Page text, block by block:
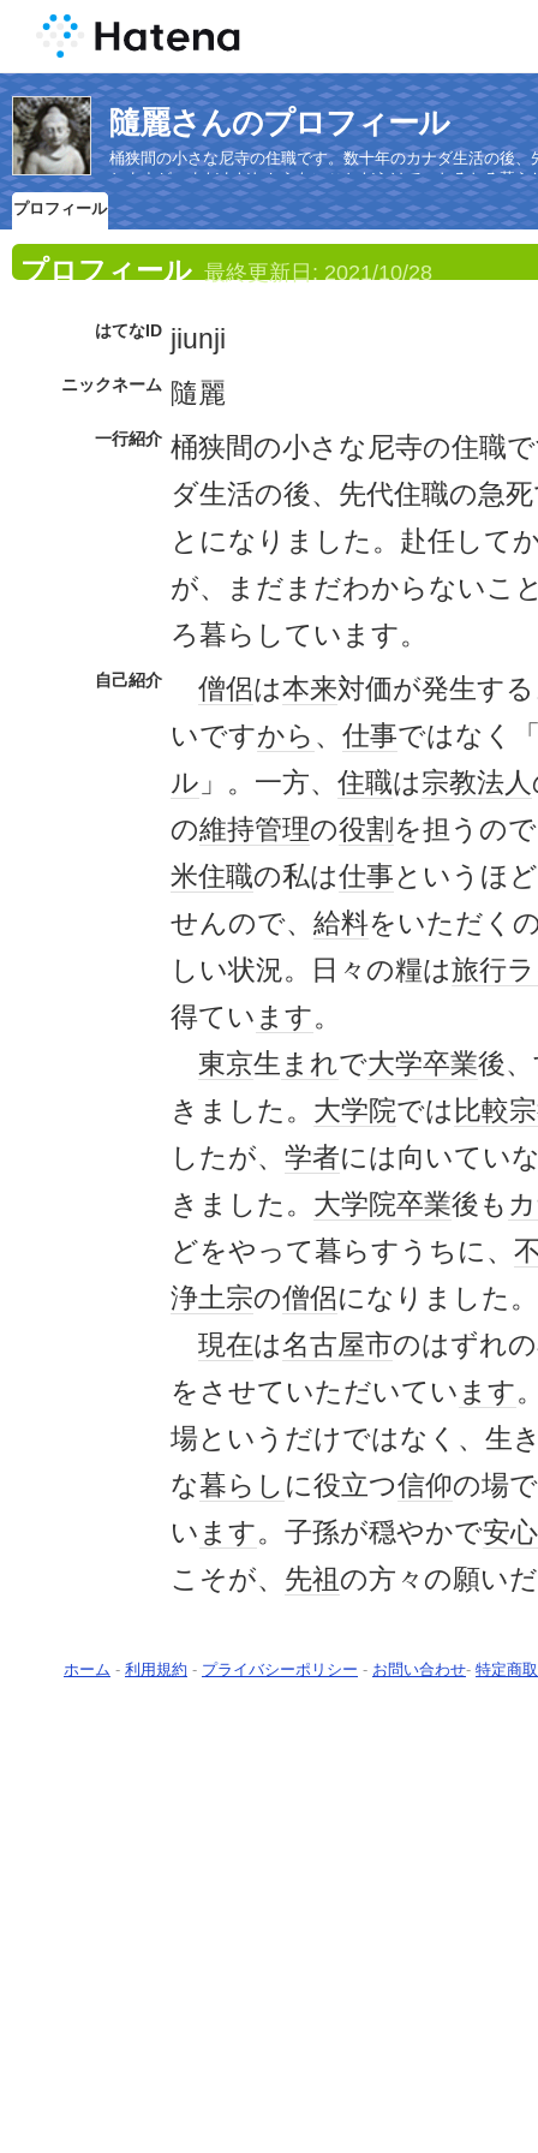
隨麗さんのプロフィール
桶狭間の小さな尼寺の住職です。数十年のカナダ生活の後
ちますが、まだまだわからないことだらけで、おろおろ暮ら
プロフィール
プロフィール 最終更新日: 2021/10/28
はてなID jiunji
ニックネーム 隨麗
一行紹介 桶狭間の小さな尼寺の住職
ダ生活の後、先代住職の急
とになりました。赴任して
が、まだまだわからないこ
ろ暮らしています。
自己紹介 僧侶は本来対価が発生す
いですから 、 仕事ではなく
ル 」。一方、 住職は宗教法人
の維持管理の役割 を担うの
米住職の私は仕事というほ
せんので、 給料をいただく
しい状況。日々の糧は旅行
得てい ます。
東京生 まれで大学卒業後
きました。 大学院では 比較
したが、 学者には向いてい
きました。 大学院卒業後も
どをやって暮らすうちに、
浄土宗の僧侶になりました。
現在は名古屋市のはずれ
をさせていただいてい ます
場というだけではなく、生
な暮らし に役立つ信仰の場
い ます。子孫が穏やかで安心
こそが、 先祖 の方々の願い
ホーム - 利用規約 - プライバシーポリシー - お問い合わせ- 特定商